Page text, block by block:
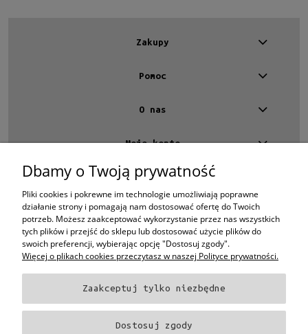
Zakupy
Pomoc
O nas
Moje konto
Kontakt
4 EYES OPTYKA -
optyk Warszawa
ul.Chmielna 4
00-020 Warszawa
woj. mazowieckie
+48 696 015 670
sklep@4eyes.pl
Oprawki i okulary Ray-BanOprawki i okulary PersolOprawki i okulary Polo
Oprawki i okulary Tom Ford Oprawki i okulary Miu Miu
Dbamy o Twoją prywatność
Pliki cookies i pokrewne im technologie umożliwiają poprawne
działanie strony i pomagają nam dostosować ofertę do Twoich
potrzeb. Możesz zaakceptować wykorzystanie przez nas wszystkich
tych plików i przejść do sklepu lub dostosować użycie plików do
swoich preferencji, wybierając opcję "Dostosuj zgody".
Więcej o plikach cookies przeczytasz w naszej Polityce prywatności.
Zaakceptuj tylko niezbędne
Dostosuj zgody